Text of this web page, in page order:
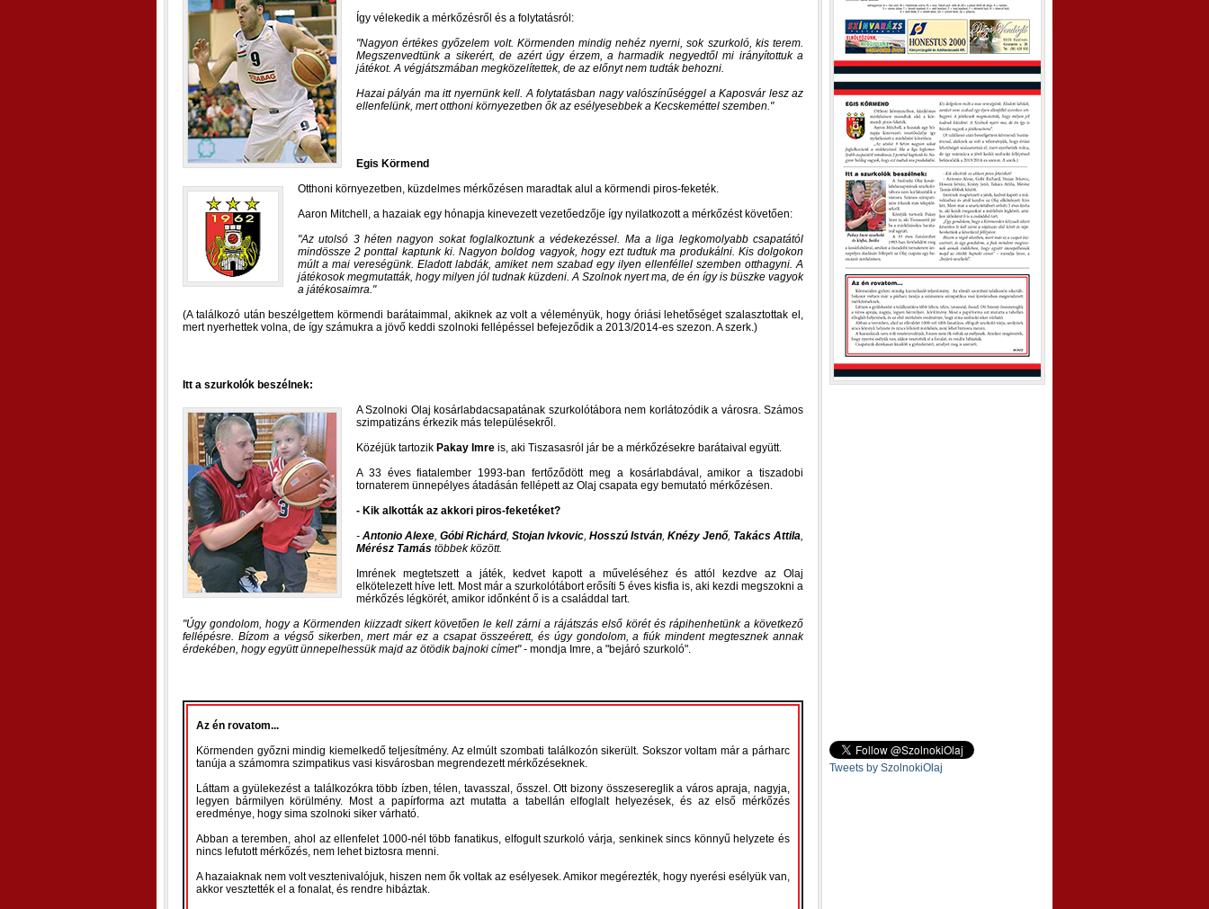
Így vélekedik a mérkőzésről és a folytatásról:
Nagyon értékes győzelem volt. Körmenden mindig nehéz nyerni, sok szurkoló, kis terem.
Megszenvedtünk a sikerért, de azért úgy érzem, a harmadik negyedtől mi irányítottuk a
játékot. A végjátszmában megközelítettek, de az előnyt nem tudták behozni.
Hazai pályán ma itt nyernünk kell. A folytatásban nagy valószínűséggel a Kaposvár lesz az
ellenfelünk, mert otthoni környezetben ők az esélyesebbek a Kecskeméttel szemben.
Egis Körmend
Otthoni környezetben, küzdelmes mérkőzésen maradtak alul a körmendi piros-feketék.
Aaron Mitchell, a hazaiak egy hónapja kinevezett vezetőedzője így nyilatkozott a mérkőzést követően:
Az utolsó 3 héten nagyon sokat foglalkoztunk a védekezéssel. Ma a liga legkomolyabb csapatától
mindössze 2 ponttal kaptunk ki. Nagyon boldog vagyok, hogy ezt tudtuk ma produkálni. Kis dolgokon
múlt a mai vereségünk. Eladott labdák, amiket nem szabad egy ilyen ellenféllel szemben otthagyni. A
játékosok megmutatták, hogy milyen jól tudnak küzdeni. A Szolnok nyert ma, de én így is büszke vagyok
a játékosaimra.
(A találkozó után beszélgettem körmendi barátaimmal, akiknek az volt a véleményük, hogy óriási lehetőséget szalasztottak el,
mert nyerhettek volna, de így számukra a jövő keddi szolnoki fellépéssel befejeződik a 2013/2014-es szezon. A szerk.)
Itt a szurkolók beszélnek:
A Szolnoki Olaj kosárlabdacsapatának szurkolótábora nem korlátozódik a városra. Számos
szimpatizáns érkezik más településekről.
Közéjük tartozik Pakay Imre is, aki Tiszasasról jár be a mérkőzésekre barátaival együtt.
A 33 éves fiatalember 1993-ban fertőződött meg a kosárlabdával, amikor a tiszadobi
tornaterem ünnepélyes átadásán fellépett az Olaj csapata egy bemutató mérkőzésen.
- Kik alkották az akkori piros-feketéket?
- Antonio Alexe, Góbi Richárd, Stojan Ivkovic, Hosszú István, Knézy Jenő, Takács Attila,
Mérész Tamás többek között.
Imrének megtetszett a játék, kedvet kapott a műveléséhez és attól kezdve az Olaj
elkötelezett híve lett. Most már a szurkolótábort erősíti 5 éves kisfia is, aki kezdi megszokni a
mérkőzés légkörét, amikor időnként ő is a családdal tart.
Úgy gondolom, hogy a Körmenden kiizzadt sikert követően le kell zárni a rájátszás első körét és rápihenhetünk a következő
fellépésre. Bízom a végső sikerben, mert már ez a csapat összeérett, és úgy gondolom, a fiúk mindent megtesznek annak
érdekében, hogy együtt ünnepelhessük majd az ötödik bajnoki címet - mondja Imre, a "bejáró szurkoló".
Az én rovatom...
Körmenden győzni mindig kiemelkedő teljesítmény. Az elmúlt szombati találkozón sikerült. Sokszor voltam már a párharc
tanúja a számomra szimpatikus vasi kisvárosban megrendezett mérkőzéseknek.
Láttam a gyülekezést a találkozókra több ízben, télen, tavasszal, ősszel. Ott bizony összesereglik a város apraja, nagyja,
legyen bármilyen körülmény. Most a papírforma azt mutatta a tabellán elfoglalt helyezések, és az első mérkőzés
eredménye, hogy sima szolnoki siker várható.
Abban a teremben, ahol az ellenfelet 1000-nél több fanatikus, elfogult szurkoló várja, senkinek sincs könnyű helyzete és
nincs lefutott mérkőzés, nem lehet biztosra menni.
A hazaiaknak nem volt vesztenivalójuk, hiszen nem ők voltak az esélyesek. Amikor megérezték, hogy nyerési esélyük van,
akkor vesztették el a fonalat, és rendre hibáztak.
Tweets by SzolnokiOlaj